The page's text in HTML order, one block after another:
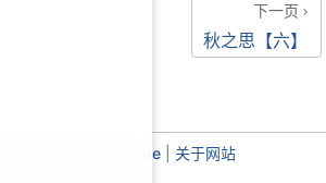
下一页
秋之思【六】
VuePress Theme Hope| 关于网站